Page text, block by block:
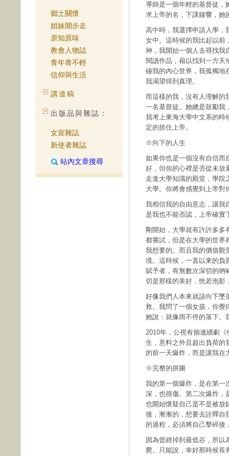
鄉土關懷
姐妹開步走
原知原味
教會人物誌
青年青不輕
信仰與生活
講道稿
出版品與雜誌：
女宣雜誌
新使者雜誌
站內文章搜尋
導師是一個年輕的基督徒，
求上帝的名，下課鐘響，她
高中時，我選擇申請入學，
女中。這時候的我比起以前
神，我開始一個人去尋找我
閱讀作品，藉以找到一方天
碰我的內心世界，我孤獨地
我渴望得到真理。
而這樣的我，沒有人理解的
一名基督徒。她總是鼓勵我
我考上東海大學中文系的時
定的抓住上帝。
※向下的人生
如果你也是一個沒有自信而
好，但你的心裡是否從未放
走進大學知識的殿堂，學院
大學。你將會感覺到上帝對
我相信我的自由意志，讓我
是我也不能否認，上帝確實
剛開始，大學就有許許多
都嘗試，但是在大學的世界
我想要的。而且我的價值觀
境。這時候，一直以來的負
賦予者，有無數次深切的吶
切是那樣的美好，恍若泡影
好像我們人本來就該向下墜
救。我問了一個女孩，你覺
她說：就像雨不停的落下。
2010年，公視有個連續劇
生，意料之外且超出負荷的
的前一天爆炸，而是讓我在
※完整的拼圖
我的第一個爆炸，是在第一
深，也很傷。第二次爆炸，
也開始懷疑自己是不是被放
後，漸漸的，想要去詮釋自
的過程，必須將自己擊碎後
因為曾經掉到最低谷，所
爬。只能說，幸好那時候長